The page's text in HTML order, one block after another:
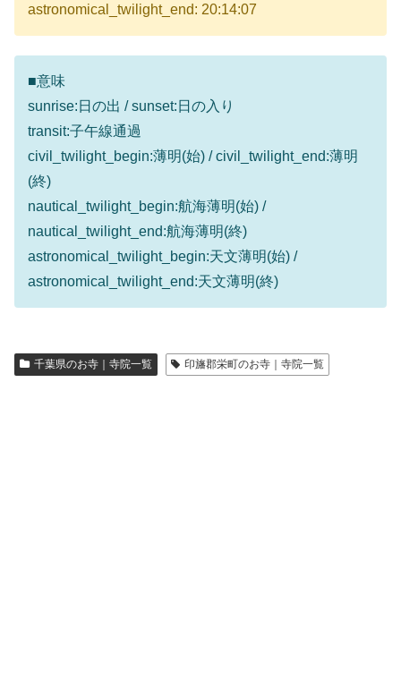
astronomical_twilight_end: 20:14:07
■意味
sunrise:日の出 / sunset:日の入り
transit:子午線通過
civil_twilight_begin:薄明(始) / civil_twilight_end:薄明
(終)
nautical_twilight_begin:航海薄明(始) /
nautical_twilight_end:航海薄明(終)
astronomical_twilight_begin:天文薄明(始) /
astronomical_twilight_end:天文薄明(終)
千葉県のお寺｜寺院一覧 印旛郡栄町のお寺｜寺院一覧